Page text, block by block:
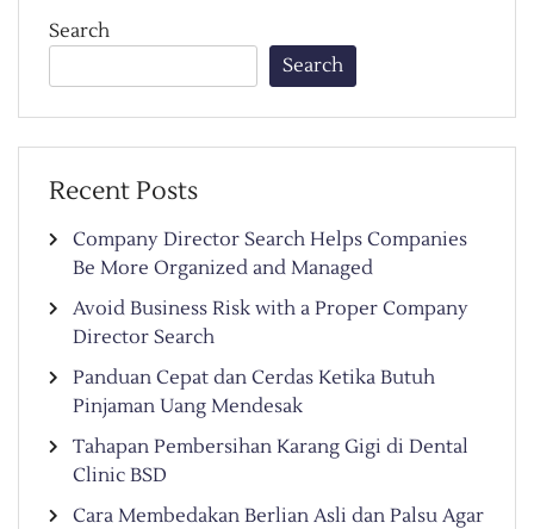
Search
Search
Recent Posts
Company Director Search Helps Companies
Be More Organized and Managed
Avoid Business Risk with a Proper Company
Director Search
Panduan Cepat dan Cerdas Ketika Butuh
Pinjaman Uang Mendesak
Tahapan Pembersihan Karang Gigi di Dental
Clinic BSD
Cara Membedakan Berlian Asli dan Palsu Agar